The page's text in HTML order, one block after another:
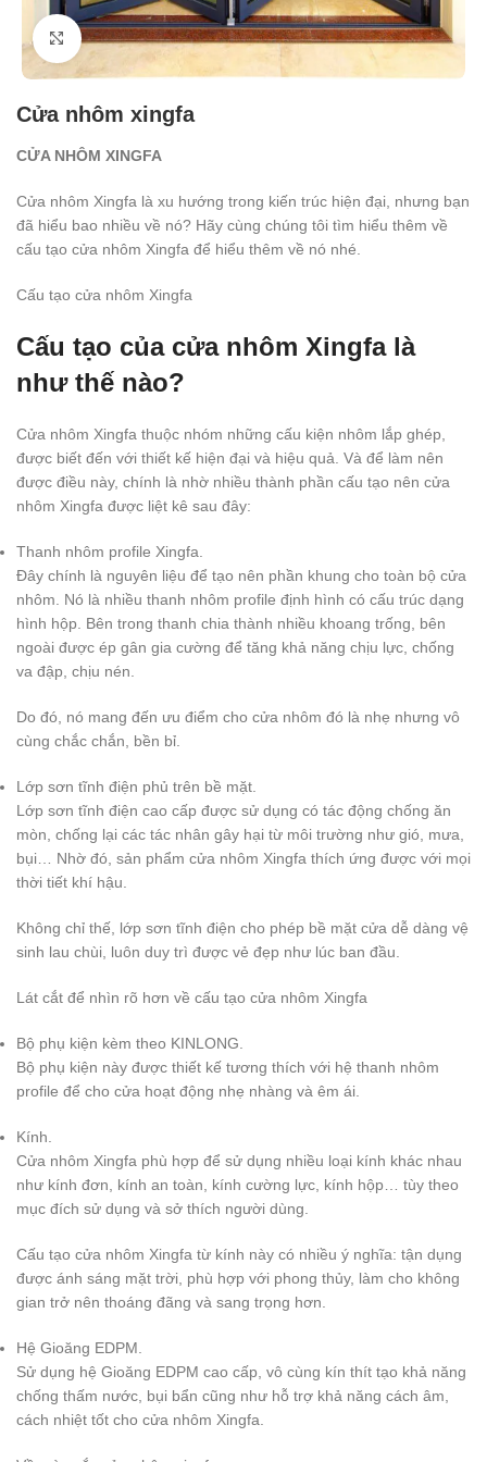
Click to enlarge
Cửa nhôm xingfa
CỬA NHÔM XINGFA
Cửa nhôm Xingfa là xu hướng trong kiến trúc hiện đại, nhưng bạn
đã hiểu bao nhiều về nó? Hãy cùng chúng tôi tìm hiểu thêm về
cấu tạo cửa nhôm Xingfa để hiểu thêm về nó nhé.
Cấu tạo cửa nhôm Xingfa
Cấu tạo của cửa nhôm Xingfa là
như thế nào?
Cửa nhôm Xingfa thuộc nhóm những cấu kiện nhôm lắp ghép,
được biết đến với thiết kế hiện đại và hiệu quả. Và để làm nên
được điều này, chính là nhờ nhiều thành phần cấu tạo nên cửa
nhôm Xingfa được liệt kê sau đây:
Thanh nhôm profile Xingfa.
Đây chính là nguyên liệu để tạo nên phần khung cho toàn bộ cửa
nhôm. Nó là nhiều thanh nhôm profile định hình có cấu trúc dạng
hình hộp. Bên trong thanh chia thành nhiều khoang trống, bên
ngoài được ép gân gia cường để tăng khả năng chịu lực, chống
va đập, chịu nén.
Do đó, nó mang đến ưu điểm cho cửa nhôm đó là nhẹ nhưng vô
cùng chắc chắn, bền bỉ.
Lớp sơn tĩnh điện phủ trên bề mặt.
Lớp sơn tĩnh điện cao cấp được sử dụng có tác động chống ăn
mòn, chống lại các tác nhân gây hại từ môi trường như gió, mưa,
bụi… Nhờ đó, sản phẩm cửa nhôm Xingfa thích ứng được với mọi
thời tiết khí hậu.
Không chỉ thế, lớp sơn tĩnh điện cho phép bề mặt cửa dễ dàng vệ
sinh lau chùi, luôn duy trì được vẻ đẹp như lúc ban đầu.
Lát cắt để nhìn rõ hơn về cấu tạo cửa nhôm Xingfa
Bộ phụ kiện kèm theo KINLONG.
Bộ phụ kiện này được thiết kế tương thích với hệ thanh nhôm
profile để cho cửa hoạt động nhẹ nhàng và êm ái.
Kính.
Cửa nhôm Xingfa phù hợp để sử dụng nhiều loại kính khác nhau
như kính đơn, kính an toàn, kính cường lực, kính hộp… tùy theo
mục đích sử dụng và sở thích người dùng.
Cấu tạo cửa nhôm Xingfa từ kính này có nhiều ý nghĩa: tận dụng
được ánh sáng mặt trời, phù hợp với phong thủy, làm cho không
gian trở nên thoáng đãng và sang trọng hơn.
Hệ Gioăng EDPM.
Sử dụng hệ Gioăng EDPM cao cấp, vô cùng kín thít tạo khả năng
chống thấm nước, bụi bẩn cũng như hỗ trợ khả năng cách âm,
cách nhiệt tốt cho cửa nhôm Xingfa.